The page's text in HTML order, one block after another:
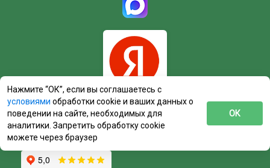
Нажмите “ОК”, если вы соглашаетесь с
условиями обработки cookie и ваших данных о
поведении на сайте, необходимых для
аналитики. Запретить обработку cookie
можете через браузер
ОК